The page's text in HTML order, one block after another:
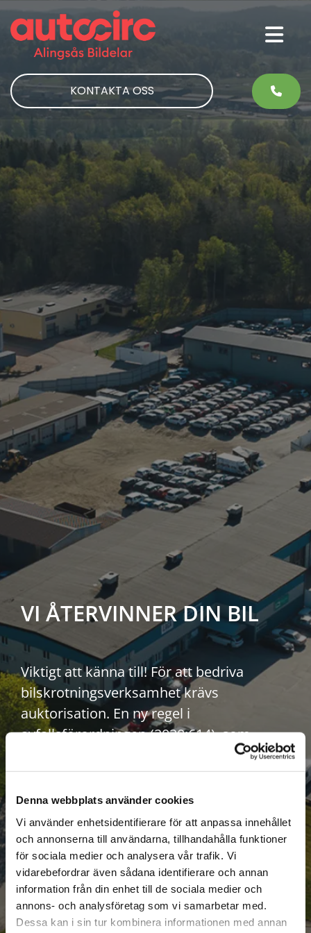
Denna webbplats använder cookies
Vi använder enhetsidentifierare för att anpassa innehållet
och annonserna till användarna, tillhandahålla funktioner
för sociala medier och analysera vår trafik. Vi
vidarebefordrar även sådana identifierare och annan
information från din enhet till de sociala medier och
annons- och analysföretag som vi samarbetar med.
Dessa kan i sin tur kombinera informationen med annan
KONTAKTA OSS
VI ÅTERVINNER DIN BIL
Viktigt att känna till! För att bedriva
bilskrotningsverksamhet krävs
auktorisation. En ny regel i
avfallsförordningen (2020:614), som
trädde i kraft den 1 maj 2023, innebär att
en uttjänt bil endast får lämnas till en
producent, ett mottagningssystem för
producenter, eller en auktoriserad
bilskrotare. Detta säkerställer att bilen
hanteras på ett korrekt och miljövänligt
sätt. Alingsås Bildelar är auktoriserad och
följer alla gällande regler för bilskrotning.